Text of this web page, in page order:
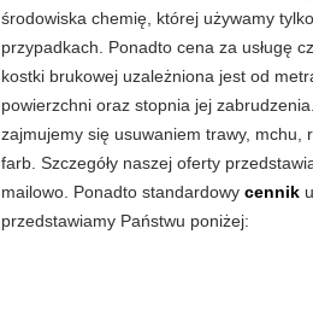
środowiska chemię, której używamy
przypadkach. Ponadto cena za usługę
kostki brukowej uzależniona jest od
powierzchni oraz stopnia jej
zajmujemy się usuwaniem trawy, mchu,
farb. Szczegóły naszej oferty
mailowo. Ponadto standardowy cennik
przedstawiamy Państwu poniżej: